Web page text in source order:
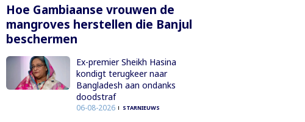
Hoe Gambiaanse vrouwen de
mangroves herstellen die Banjul
beschermen
Ex-premier Sheikh Hasina
kondigt terugkeer naar
Bangladesh aan ondanks
doodstraf
06-08-2026 STARNIEUWS